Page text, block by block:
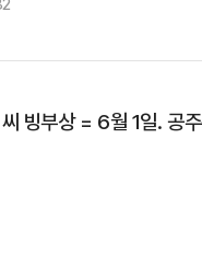
빙부상 = 6월 1일. 공